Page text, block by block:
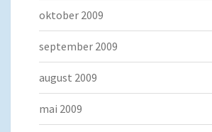
oktober 2009
september 2009
august 2009
mai 2009